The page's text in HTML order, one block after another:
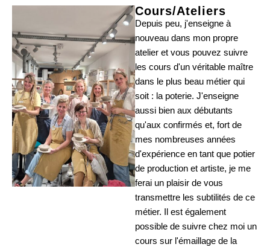
Cours/Ateliers
Depuis peu, j'enseigne à
nouveau dans mon propre
atelier et vous pouvez suivre
les cours d'un véritable maître
dans le plus beau métier qui
soit : la poterie. J'enseigne
aussi bien aux débutants
qu'aux confirmés et, fort de
mes nombreuses années
d'expérience en tant que potier
de production et artiste, je me
ferai un plaisir de vous
transmettre les subtilités de ce
métier. Il est également
possible de suivre chez moi un
cours sur l'émaillage de la